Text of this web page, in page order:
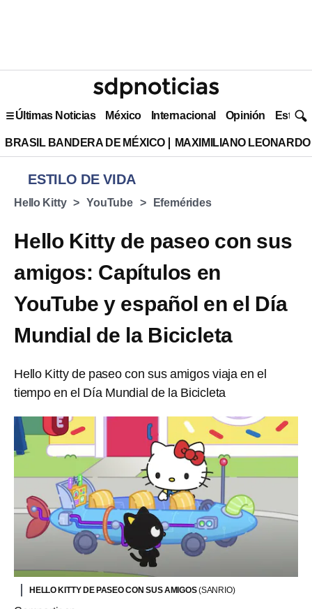
Últimas Noticias México Internacional Opinión Estilo
BRASIL BANDERA DE MÉXICO MAXIMILIANO
ESTILO DE VIDA
Hello Kitty YouTube Efemérides
Hello Kitty de paseo con sus
amigos: Capítulos en
YouTube y español en el Día
Mundial de la Bicicleta
Hello Kitty de paseo con sus amigos viaja en el
tiempo en el Día Mundial de la Bicicleta
HELLO KITTY DE PASEO CON SUS AMIGOS(SANRIO)